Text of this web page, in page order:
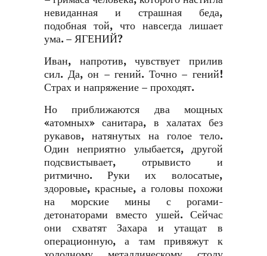
невиданная и страшная беда,
подобная той, что навсегда лишает
ума. – ЯГЕНИЙ?
Иван, напротив, чувствует прилив
сил. Да, он – гений. Точно – гений!
Страх и напряжение – проходят.
Но приближаются два мощных
«атомных» санитара, в халатах без
рукавов, натянутых на голое тело.
Один неприятно улыбается, другой
подсвистывает, отрывисто и
ритмично. Руки их волосатые,
здоровые, красные, а головы похожи
на морские мины с рогами-
детонаторами вместо ушей. Сейчас
они схватят Захара и утащат в
операционную, а там привяжут к